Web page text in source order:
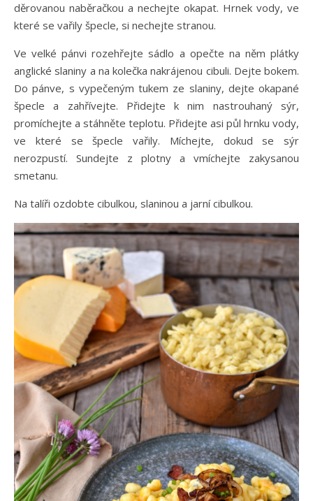
děrovanou naběračkou a nechejte okapat. Hrnek vody, ve
které se vařily špecle, si nechejte stranou.
Ve velké pánvi rozehřejte sádlo a opečte na něm plátky
anglické slaniny a na kolečka nakrájenou cibuli. Dejte bokem.
Do pánve, s vypečeným tukem ze slaniny, dejte okapané
špecle a zahřívejte. Přidejte k nim nastrouhaný sýr,
promíchejte a stáhněte teplotu. Přidejte asi půl hrnku vody,
ve které se špecle vařily. Míchejte, dokud se sýr
nerozpustí. Sundejte z plotny a vmíchejte zakysanou
smetanu.
Na talíři ozdobte cibulkou, slaninou a jarní cibulkou.